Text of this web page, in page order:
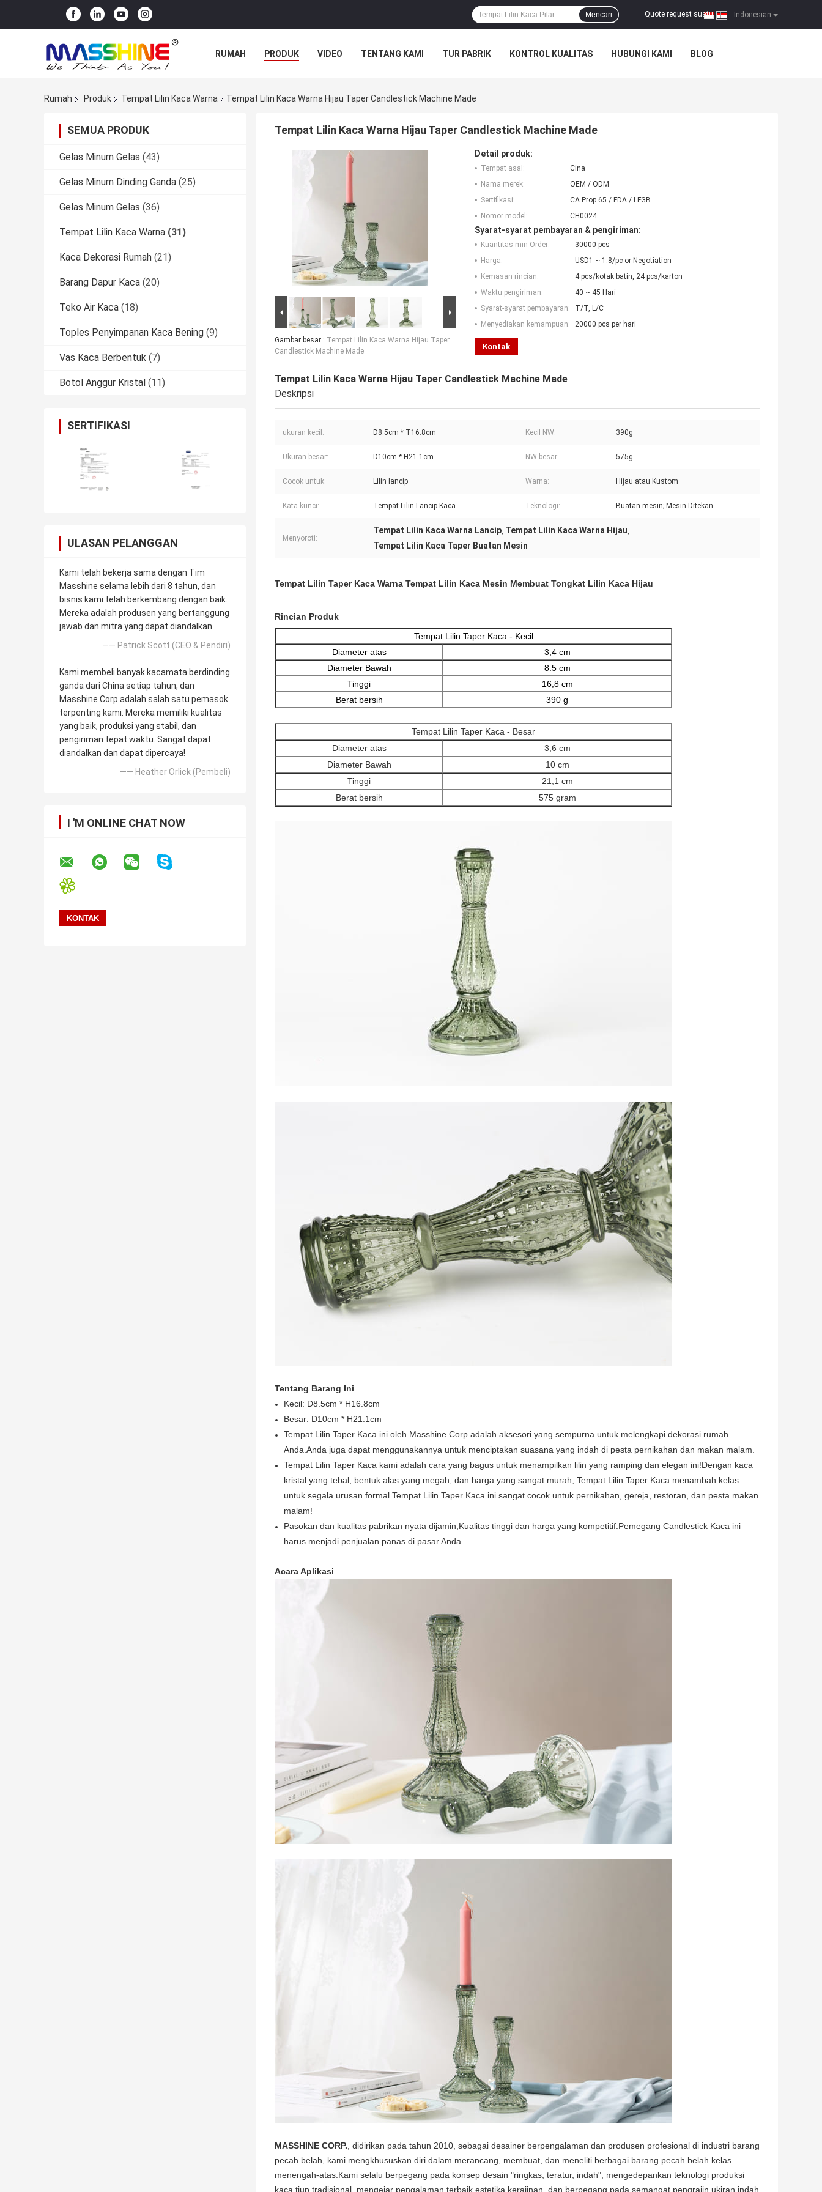
Indonesian
Quote request suatu |
Mencari
RUMAH PRODUK VIDEO TENTANG KAMI TUR PABRIK KONTROL KUALITAS HUBUNGI KAMI BLOG
Rumah Produk Tempat Lilin Kaca Warna Tempat Lilin Kaca Warna Hijau Taper Candlestick Machine Made
SEMUA PRODUK
Gelas Minum Gelas (43)
Gelas Minum Dinding Ganda (25)
Gelas Minum Gelas (36)
Tempat Lilin Kaca Warna (31)
Kaca Dekorasi Rumah (21)
Barang Dapur Kaca (20)
Teko Air Kaca (18)
Toples Penyimpanan Kaca Bening (9)
Vas Kaca Berbentuk (7)
Botol Anggur Kristal (11)
SERTIFIKASI
ULASAN PELANGGAN
Kami telah bekerja sama dengan Tim
Masshine selama lebih dari 8 tahun, dan
bisnis kami telah berkembang dengan baik.
Mereka adalah produsen yang bertanggung
jawab dan mitra yang dapat diandalkan.
—— Patrick Scott (CEO & Pendiri)
Kami membeli banyak kacamata berdinding
ganda dari China setiap tahun, dan
Masshine Corp adalah salah satu pemasok
terpenting kami. Mereka memiliki kualitas
yang baik, produksi yang stabil, dan
pengiriman tepat waktu. Sangat dapat
diandalkan dan dapat dipercaya!
—— Heather Orlick (Pembeli)
I 'M ONLINE CHAT NOW
Tempat Lilin Kaca Warna Hijau Taper Candlestick Machine Made
Gambar besar : Tempat Lilin Kaca Warna Hijau Taper
Candlestick Machine Made
Detail produk:
Tempat asal:
Cina
Nama merek:
OEM / ODM
Sertifikasi:
CA Prop 65 / FDA / LFGB
Nomor model:
CH0024
Syarat-syarat pembayaran & pengiriman:
Kuantitas min Order:
30000 pcs
Harga:
USD1 ~ 1.8/pc or Negotiation
Kemasan rincian:
4 pcs/kotak batin, 24 pcs/karton
Waktu pengiriman:
40 ~ 45 Hari
Syarat-syarat pembayaran:
T/T, L/C
Menyediakan kemampuan:
20000 pcs per hari
Kontak
Tempat Lilin Kaca Warna Hijau Taper Candlestick Machine Made
Deskripsi
ukuran kecil: D8.5cm * T16.8cm Kecil NW: 390g
Ukuran besar: D10cm * H21.1cm NW besar: 575g
Cocok untuk: Lilin lancip Warna: Hijau atau Kustom
Kata kunci: Tempat Lilin Lancip Kaca Teknologi: Buatan mesin; Mesin Ditekan
Menyoroti:
Tempat Lilin Kaca Warna Lancip, Tempat Lilin Kaca Warna Hijau,
Tempat Lilin Kaca Taper Buatan Mesin
Tempat Lilin Taper Kaca Warna Tempat Lilin Kaca Mesin Membuat Tongkat Lilin Kaca Hijau
Rincian Produk
Tempat Lilin Taper Kaca - Kecil
Diameter atas
3,4 cm
Diameter Bawah
8.5 cm
Tinggi
16,8 cm
Berat bersih
390 g
Tempat Lilin Taper Kaca - Besar
Diameter atas
3,6 cm
Diameter Bawah
10 cm
Tinggi
21,1 cm
Berat bersih
575 gram
Tentang Barang Ini
Kecil: D8.5cm * H16.8cm
Besar: D10cm * H21.1cm
Tempat Lilin Taper Kaca ini oleh Masshine Corp adalah aksesori yang sempurna untuk melengkapi dekorasi rumah
Anda.Anda juga dapat menggunakannya untuk menciptakan suasana yang indah di pesta pernikahan dan makan malam.
Tempat Lilin Taper Kaca kami adalah cara yang bagus untuk menampilkan lilin yang ramping dan elegan ini!Dengan kaca
kristal yang tebal, bentuk alas yang megah, dan harga yang sangat murah, Tempat Lilin Taper Kaca menambah kelas
untuk segala urusan formal.Tempat Lilin Taper Kaca ini sangat cocok untuk pernikahan, gereja, restoran, dan pesta makan
malam!
Pasokan dan kualitas pabrikan nyata dijamin;Kualitas tinggi dan harga yang kompetitif.Pemegang Candlestick Kaca ini
harus menjadi penjualan panas di pasar Anda.
Acara Aplikasi
MASSHINE CORP. , didirikan pada tahun 2010, sebagai desainer berpengalaman dan produsen profesional di industri barang
pecah belah, kami mengkhususkan diri dalam merancang, membuat, dan meneliti berbagai barang pecah belah kelas
menengah-atas.Kami selalu berpegang pada konsep desain "ringkas, teratur, indah", mengedepankan teknologi produksi
kaca tiup tradisional, mengejar pengalaman terbaik estetika kerajinan, dan berpegang pada semangat pengrajin ukiran indah